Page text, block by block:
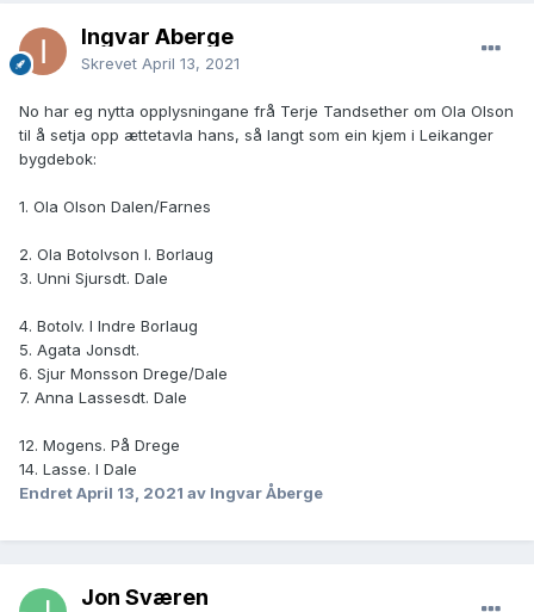
Ingvar Åberge
Skrevet April 13, 2021
No har eg nytta opplysningane frå Terje Tandsether om Ola Olson
til å setja opp ættetavla hans, så langt som ein kjem i Leikanger
bygdebok:
1. Ola Olson Dalen/Farnes
2. Ola Botolvson I. Borlaug
3. Unni Sjursdt. Dale
4. Botolv. I Indre Borlaug
5. Agata Jonsdt.
6. Sjur Monsson Drege/Dale
7. Anna Lassesdt. Dale
12. Mogens. På Drege
14. Lasse. I Dale
EndretApril 13, 2021 av Ingvar Åberge
Jon Sværen